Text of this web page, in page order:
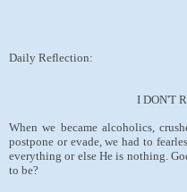
Daily Reflection:
I DON'T
When we became alcoholics,
postpone or evade, we had to
everything or else He is nothing.
to be?